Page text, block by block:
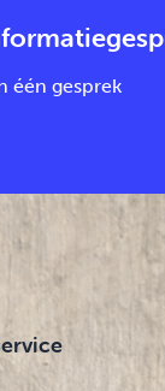
één gesprek